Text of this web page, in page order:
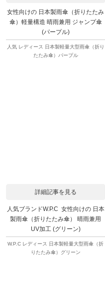
女性向けの 日本製雨傘（折りたたみ
傘）軽量構造 晴雨兼用 ジャンプ傘
(パープル)
人気 レディース 日本製軽量大型雨傘（折り
たたみ傘）パープル
詳細記事を見る
人気ブランドW.P.C 女性向けの 日本
製雨傘（折りたたみ傘） 晴雨兼用
UV加工 (グリーン)
W.P.C レディース 日本製軽量大型雨傘（折
りたたみ傘）グリーン